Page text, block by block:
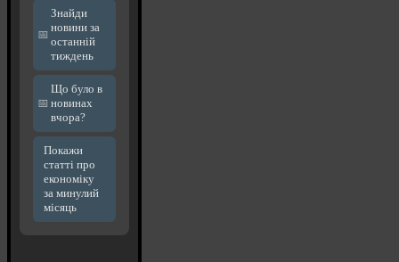
Знайди
новини за
останній
тиждень
Що було в
новинах
вчора?
Покажи
статті про
економіку
за минулий
місяць